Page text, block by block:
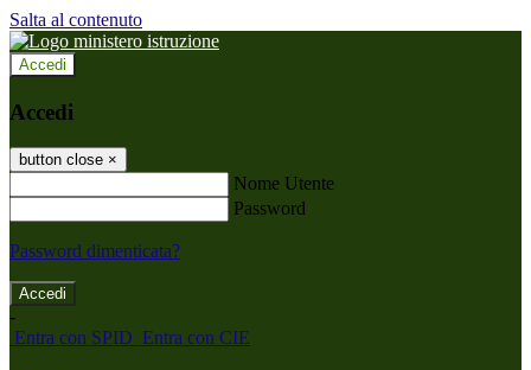
Salta al contenuto
Accedi
Accedi
button close ×
Nome Utente
Password
Password dimenticata?
-
Entra con SPID Entra con CIE